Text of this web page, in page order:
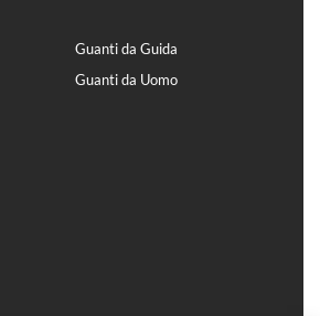
Guanti da Guida
Guanti da Uomo